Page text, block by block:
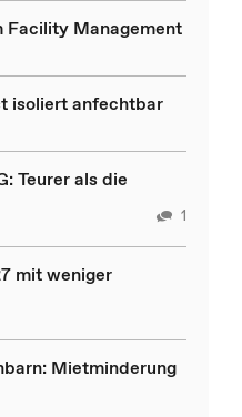
Facility Management
isoliert anfechtbar
Teurer als die
1
mit weniger
Mietminderung